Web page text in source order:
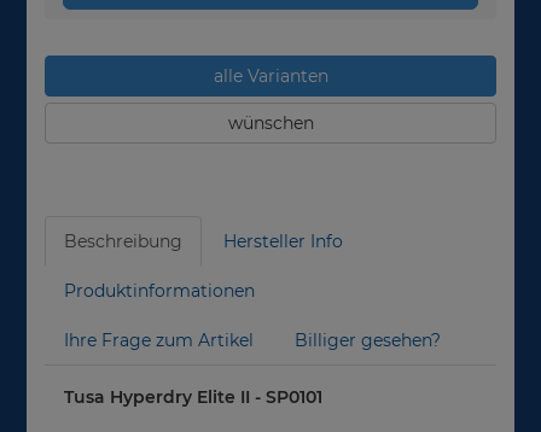
alle Varianten
wünschen
Beschreibung Hersteller Info
Produktinformationen
Ihre Frage zum Artikel Billiger gesehen?
Tusa Hyperdry Elite II - SP0101